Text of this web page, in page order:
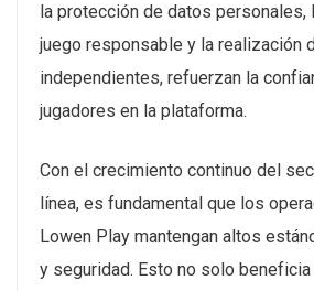
la protección de datos personales,
juego responsable y la realización
independientes, refuerzan la
jugadores en la plataforma.
Con el crecimiento continuo del
línea, es fundamental que los
Lowen Play mantengan altos
y seguridad. Esto no solo